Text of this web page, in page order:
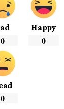
0
Happy
0
0